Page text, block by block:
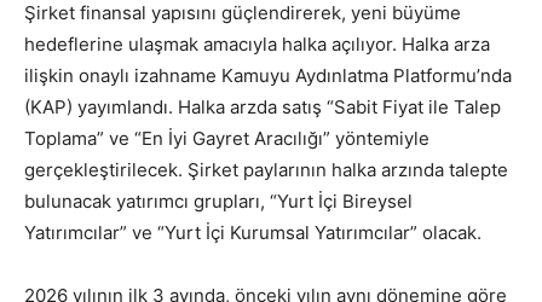
Şirket finansal yapısını güçlendirerek, yeni büyüme
hedeflerine ulaşmak amacıyla halka açılıyor. Halka arza
ilişkin onaylı izahname Kamuyu Aydınlatma Platformu’nda
(KAP) yayımlandı. Halka arzda satış “Sabit Fiyat ile Talep
Toplama” ve “En İyi Gayret Aracılığı” yöntemiyle
gerçekleştirilecek. Şirket paylarının halka arzında talepte
bulunacak yatırımcı grupları, “Yurt İçi Bireysel
Yatırımcılar” ve “Yurt İçi Kurumsal Yatırımcılar” olacak.
2026 yılının ilk 3 ayında, önceki yılın aynı dönemine göre